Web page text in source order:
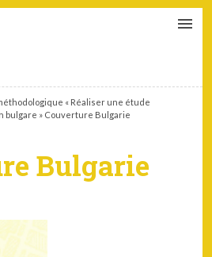
« Réaliser une étude
bulgare » Couverture Bulgarie
Bulgarie